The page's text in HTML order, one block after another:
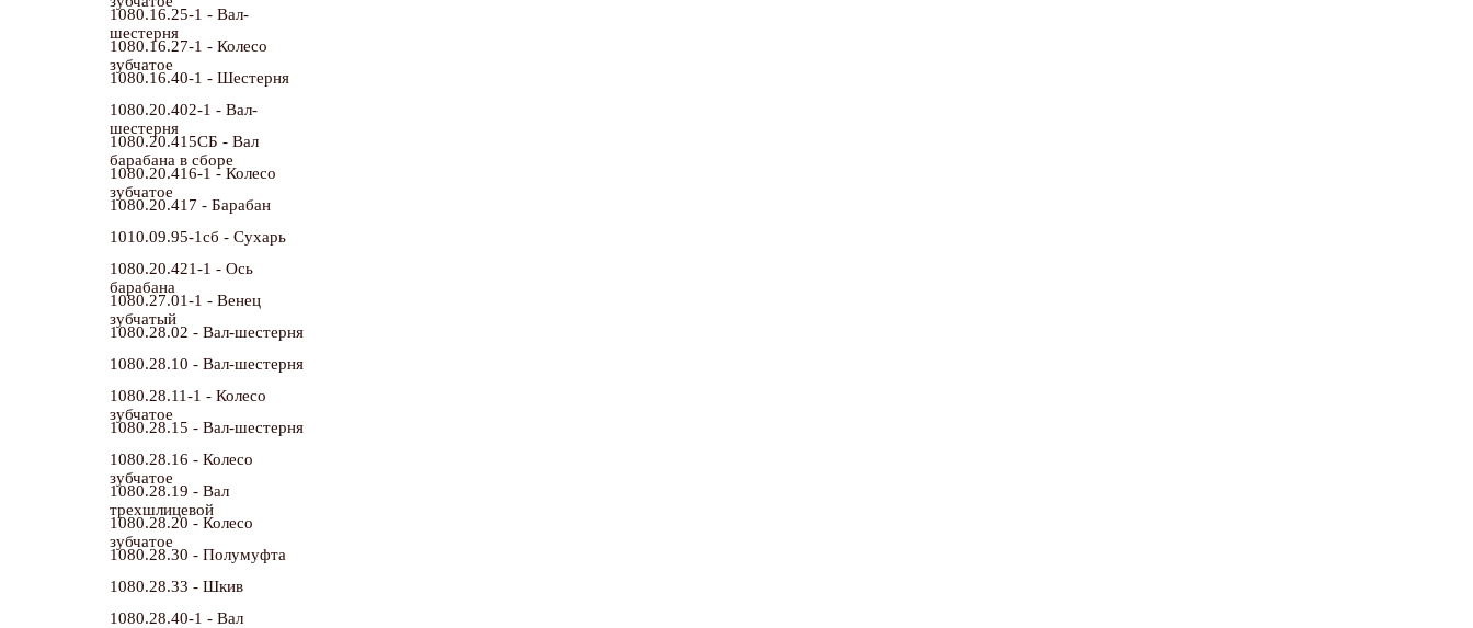
1080.16.25-1 - Вал-
1080.16.27-1 - Колесо
1080.16.40-1 - Шестерня
1080.20.402-1 - Вал-
1080.20.415СБ - Вал
1080.20.416-1 - Колесо
1080.20.417 - Барабан
1010.09.95-1сб - Сухарь
1080.20.421-1 - Ось
1080.27.01-1 - Венец
1080.28.02 - Вал-шестерня
1080.28.10 - Вал-шестерня
1080.28.11-1 - Колесо
1080.28.15 - Вал-шестерня
1080.28.16 - Колесо
1080.28.19 - Вал
1080.28.20 - Колесо
1080.28.30 - Полумуфта
1080.28.33 - Шкив
1080.28.40-1 - Вал